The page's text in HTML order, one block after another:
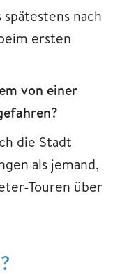
nach
ersten
von einer
die Stadt
als jemand,
Touren über